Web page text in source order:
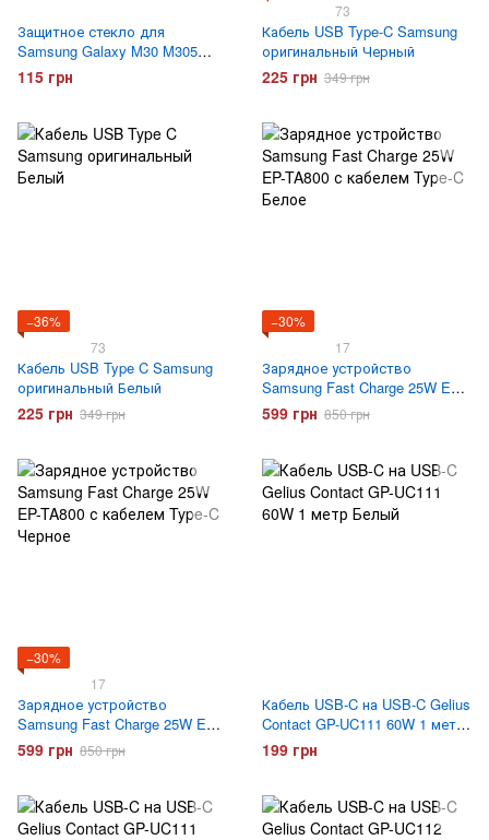
Защитное стекло для
Samsung Galaxy M30 M305
Tempered Glass
115 грн
73
Кабель USB Type-C Samsung
оригинальный Черный
225 грн 349 грн
−36%
73
Кабель USB Type C Samsung
оригинальный Белый
225 грн 349 грн
−30%
17
Зарядное устройство
Samsung Fast Charge 25W EP-
TA800 с кабелем Type-C Белое
599 грн 850 грн
−30%
17
Зарядное устройство
Samsung Fast Charge 25W EP-
TA800 с кабелем Type-C
Черное
599 грн 850 грн
Кабель USB-C на USB-C Gelius
Contact GP-UC111 60W 1 метр
Белый
199 грн